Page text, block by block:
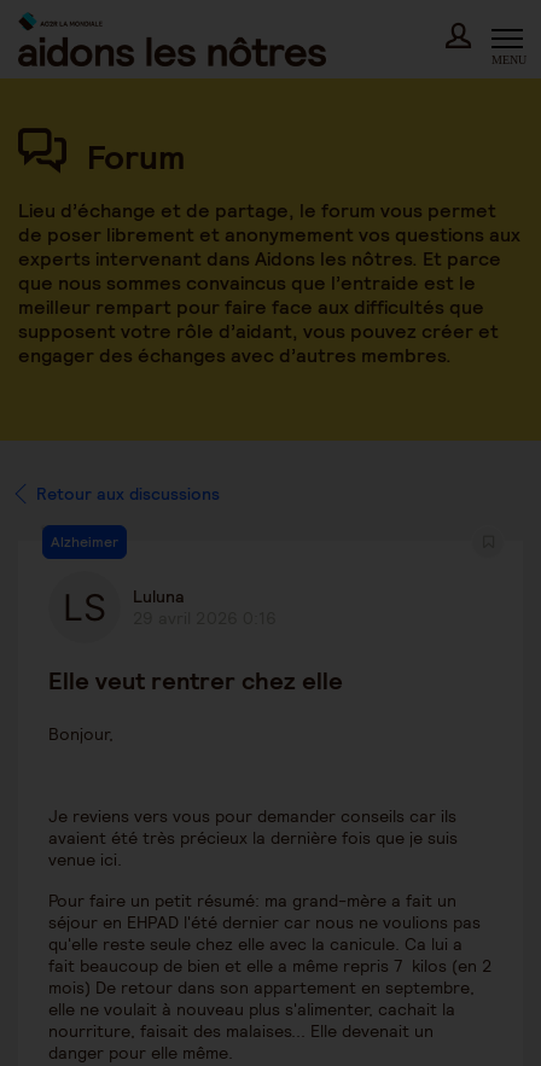
Skip
content
MENU
Forum
Lieu d’échange et de partage, le forum vous permet
de poser librement et anonymement vos questions aux
experts intervenant dans Aidons les nôtres. Et parce
que nous sommes convaincus que l’entraide est le
meilleur rempart pour faire face aux difficultés que
supposent votre rôle d’aidant, vous pouvez créer et
engager des échanges avec d’autres membres.
Retour aux discussions
Alzheimer
Luluna
Elle veut rentrer chez elle
Bonjour,
Je reviens vers vous pour demander conseils car ils
avaient été très précieux la dernière fois que je suis
venue ici.
Pour faire un petit résumé: ma grand-mère a fait un
séjour en EHPAD l'été dernier car nous ne voulions pas
qu'elle reste seule chez elle avec la canicule. Ca lui a
fait beaucoup de bien et elle a même repris 7 kilos (en 2
mois) De retour dans son appartement en septembre,
elle ne voulait à nouveau plus s'alimenter, cachait la
nourriture, faisait des malaises... Elle devenait un
danger pour elle même.